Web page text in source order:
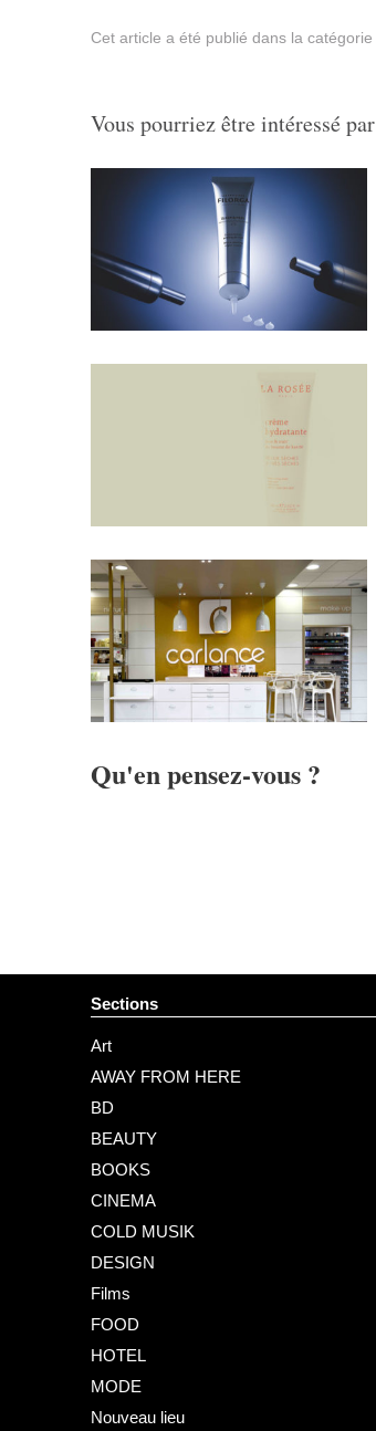
Cet article a été publié dans la catégorie
Vous pourriez être intéressé par
Qu'en pensez-vous ?
Sections
Art
AWAY FROM HERE
BD
BEAUTY
BOOKS
CINEMA
COLD MUSIK
DESIGN
Films
FOOD
HOTEL
MODE
Nouveau lieu